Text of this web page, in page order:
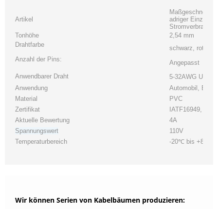
Artikel
adriger
Stromverbrauch
Tonhöhe
2,54 mm
Drahtfarbe
schwarz, rot,
Anzahl der Pins:
Angepasst
Anwendbarer Draht
5-32AWG UL
Anwendung
Automobil,
Material
PVC
Zertifikat
IATF16949, UL,
Aktuelle Bewertung
4A
Spannungswert
110V
Temperaturbereich
-20℃ bis +80℃
Wir können Serien von Kabelbäumen produzieren: